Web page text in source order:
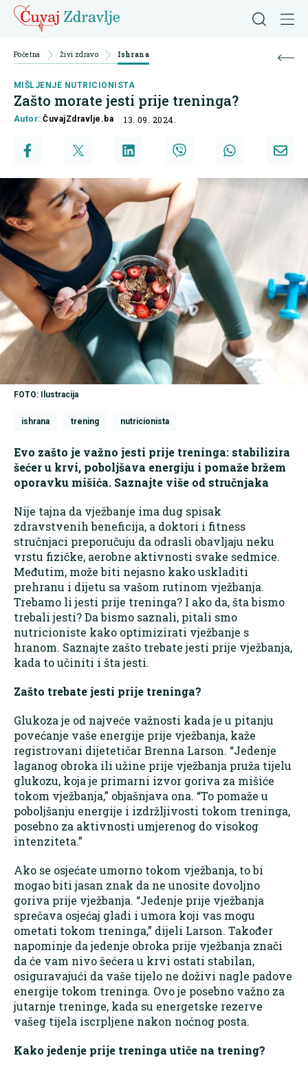
Početna Živi zdravo Ishrana
MIŠLJENJE NUTRICIONISTA
Zašto morate jesti prije treninga?
Autor:ČuvajZdravlje.ba 13. 09. 2024.
FOTO: Ilustracija
ishrana trening nutricionista
Evo zašto je važno jesti prije treninga: stabilizira
šećer u krvi, poboljšava energiju i pomaže bržem
oporavku mišića. Saznajte više od stručnjaka
Nije tajna da vježbanje ima dug spisak
zdravstvenih beneficija, a doktori i fitness
stručnjaci preporučuju da odrasli obavljaju neku
vrstu fizičke, aerobne aktivnosti svake sedmice.
Međutim, može biti nejasno kako uskladiti
prehranu i dijetu sa vašom rutinom vježbanja.
Trebamo li jesti prije treninga? I ako da, šta bismo
trebali jesti? Da bismo saznali, pitali smo
nutricioniste kako optimizirati vježbanje s
hranom. Saznajte zašto trebate jesti prije vježbanja,
kada to učiniti i šta jesti.
Zašto trebate jesti prije treninga?
Glukoza je od najveće važnosti kada je u pitanju
povećanje vaše energije prije vježbanja, kaže
registrovani dijetetičar Brenna Larson. “Jedenje
laganog obroka ili užine prije vježbanja pruža tijelu
glukozu, koja je primarni izvor goriva za mišiće
tokom vježbanja,” objašnjava ona. “To pomaže u
poboljšanju energije i izdržljivosti tokom treninga,
posebno za aktivnosti umjerenog do visokog
intenziteta.”
Ako se osjećate umorno tokom vježbanja, to bi
mogao biti jasan znak da ne unosite dovoljno
goriva prije vježbanja. “Jedenje prije vježbanja
sprečava osjećaj gladi i umora koji vas mogu
ometati tokom treninga,” dijeli Larson. Također
napominje da jedenje obroka prije vježbanja znači
da će vam nivo šećera u krvi ostati stabilan,
osiguravajući da vaše tijelo ne doživi nagle padove
energije tokom treninga. Ovo je posebno važno za
jutarnje treninge, kada su energetske rezerve
vašeg tijela iscrpljene nakon noćnog posta.
Kako jedenje prije treninga utiče na trening?